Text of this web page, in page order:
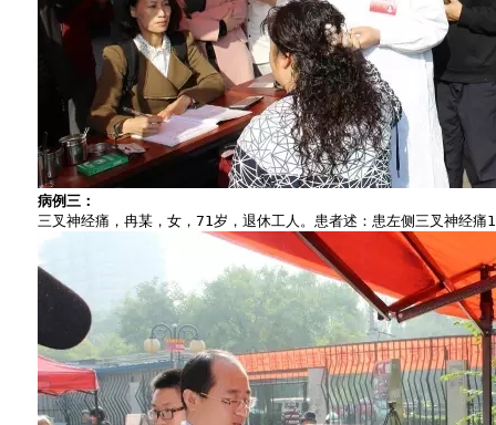
病例三：
三叉神经痛，冉某，女，71岁，退休工人。患者述：患左侧三叉神经痛1